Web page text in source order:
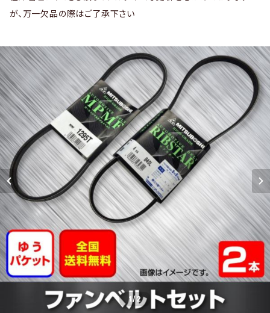
が、万一欠品の際はご了承下さい
1/2